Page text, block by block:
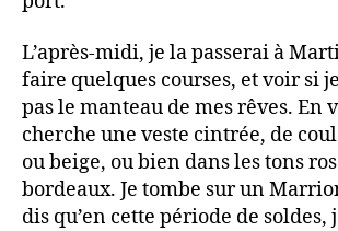
L’après-midi, je la passerai à
faire quelques courses, et voir si
pas le manteau de mes rêves. En
cherche une veste cintrée, de
ou beige, ou bien dans les tons
bordeaux. Je tombe sur un
dis qu’en cette période de